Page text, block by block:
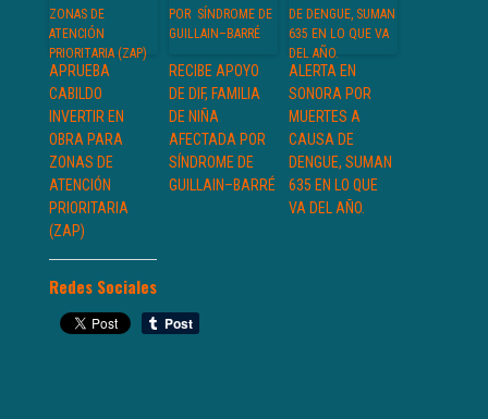
APRUEBA
CABILDO
INVERTIR EN
OBRA PARA
ZONAS DE
ATENCIÓN
PRIORITARIA
(ZAP)
RECIBE APOYO
DE DIF, FAMILIA
DE NIÑA
AFECTADA POR
SÍNDROME DE
GUILLAIN–BARRÉ
ALERTA EN
SONORA POR
MUERTES A
CAUSA DE
DENGUE, SUMAN
635 EN LO QUE
VA DEL AÑO.
Redes Sociales